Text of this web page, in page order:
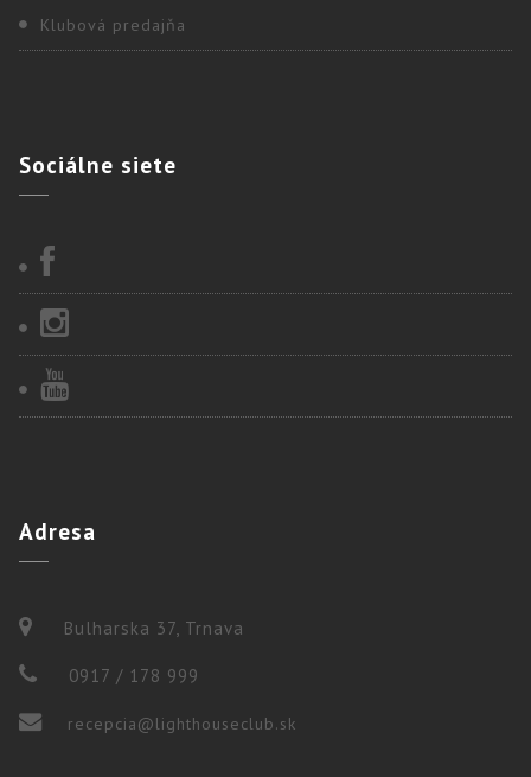
Klubová predajňa
Sociálne siete
Adresa
Bulharska 37, Trnava
0917 / 178 999
recepcia@lighthouseclub.sk